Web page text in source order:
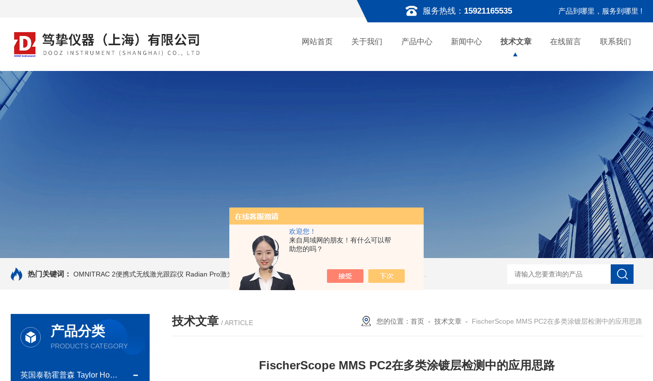
欢迎您！
来自局域网的朋友！有什么可以帮
助您的吗？
服务热线： 15921165535 产品到哪里，服务到哪里 !
网站首页 关于我们 产品中心 新闻中心 技术文章 在线留言 联系我们
热门关键词： OMNITRAC 2便携式无线激光跟踪仪 Radian Pro激光跟踪仪 OT2 Core激光跟踪仪 美国API OT2 Core激光跟踪仪 菲希尔新款涂层测厚
产品分类
PRODUCTS CATEGORY
英国泰勒霍普森 Taylor Hobson
技术文章 / ARTICLE 您的位置： 首页 - 技术文章 - FischerScope MMS PC2在多类涂镀层检测中的应用思路
FischerScope MMS PC2在多类涂镀层检测中的应用思路